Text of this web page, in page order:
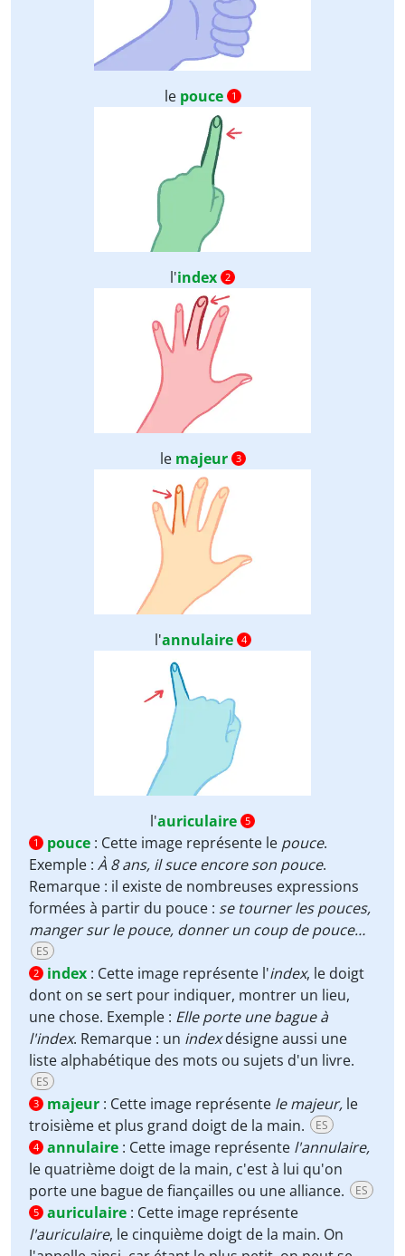
le pouce 1
l'index 2
le majeur 3
l'annulaire 4
l'auriculaire 5
1
pouce : Cette image représente le pouce.
Exemple : À 8 ans, il suce encore son pouce.
Remarque : il existe de nombreuses expressions
formées à partir du pouce : se tourner les pouces,
manger sur le pouce, donner un coup de pouce…
ES
2 index : Cette image représente l'index, le doigt
dont on se sert pour indiquer, montrer un lieu,
une chose. Exemple : Elle porte une bague à
l'index. Remarque : un indexdésigne aussi une
liste alphabétique des mots ou sujets d'un livre.
ES
3 majeur : Cette image représente le majeur, le
troisième et plus grand doigt de la main.
ES
4 annulaire : Cette image représente l'annulaire,
le quatrième doigt de la main, c'est à lui qu'on
porte une bague de fiançailles ou une alliance.
ES
5 auriculaire : Cette image représente
l'auriculaire, le cinquième doigt de la main. On